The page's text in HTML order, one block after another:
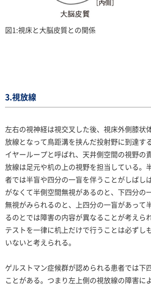
図1:視床と大脳皮質との関係
3.視放線
左右の視神経は視交叉した後、視床外側膝状
放線となって鳥距溝を挟んだ投射野に到達す
イヤーループと呼ばれ、天井側空間の視野の
放線は足元や机の上の視野を担当している。
者では半盲や四分の一盲を伴うことがしばし
がなくて半側空間無視があるのと、下四分の
無視がみられるのと、上四分の一盲があって
るのとでは障害の内容が異なることが考えら
テストを一律に机上だけで行うことは必ずし
いないと考えられる。
ゲルストマン症候群が認められる患者では下
ことがある。つまり左上側の視放線の障害に